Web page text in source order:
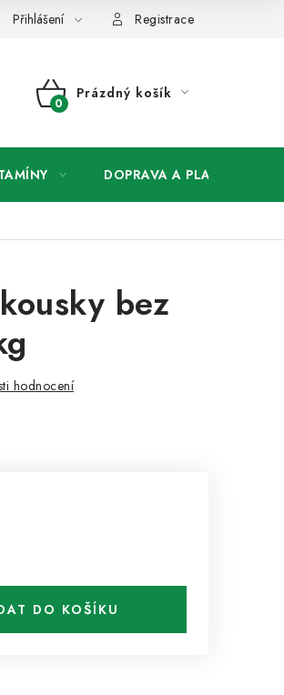
Přihlášení Registrace
NÁKUPNÍ
Prázdný košík
DOPRAVA A PLATBA
bez
hodnocení
DO KOŠÍKU